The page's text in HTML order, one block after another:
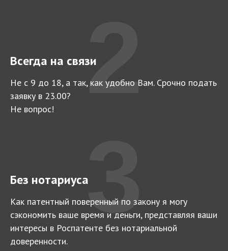
Всегда на связи
Не с 9 до 18, а так, как удобно Вам. Срочно подать
заявку в 23.00?
Не вопрос!
2
Без нотариуса
Как патентный поверенный по закону я могу
сэкономить ваше время и деньги, представляя ваши
интересы в Роспатенте без нотариальной
доверенности.
3